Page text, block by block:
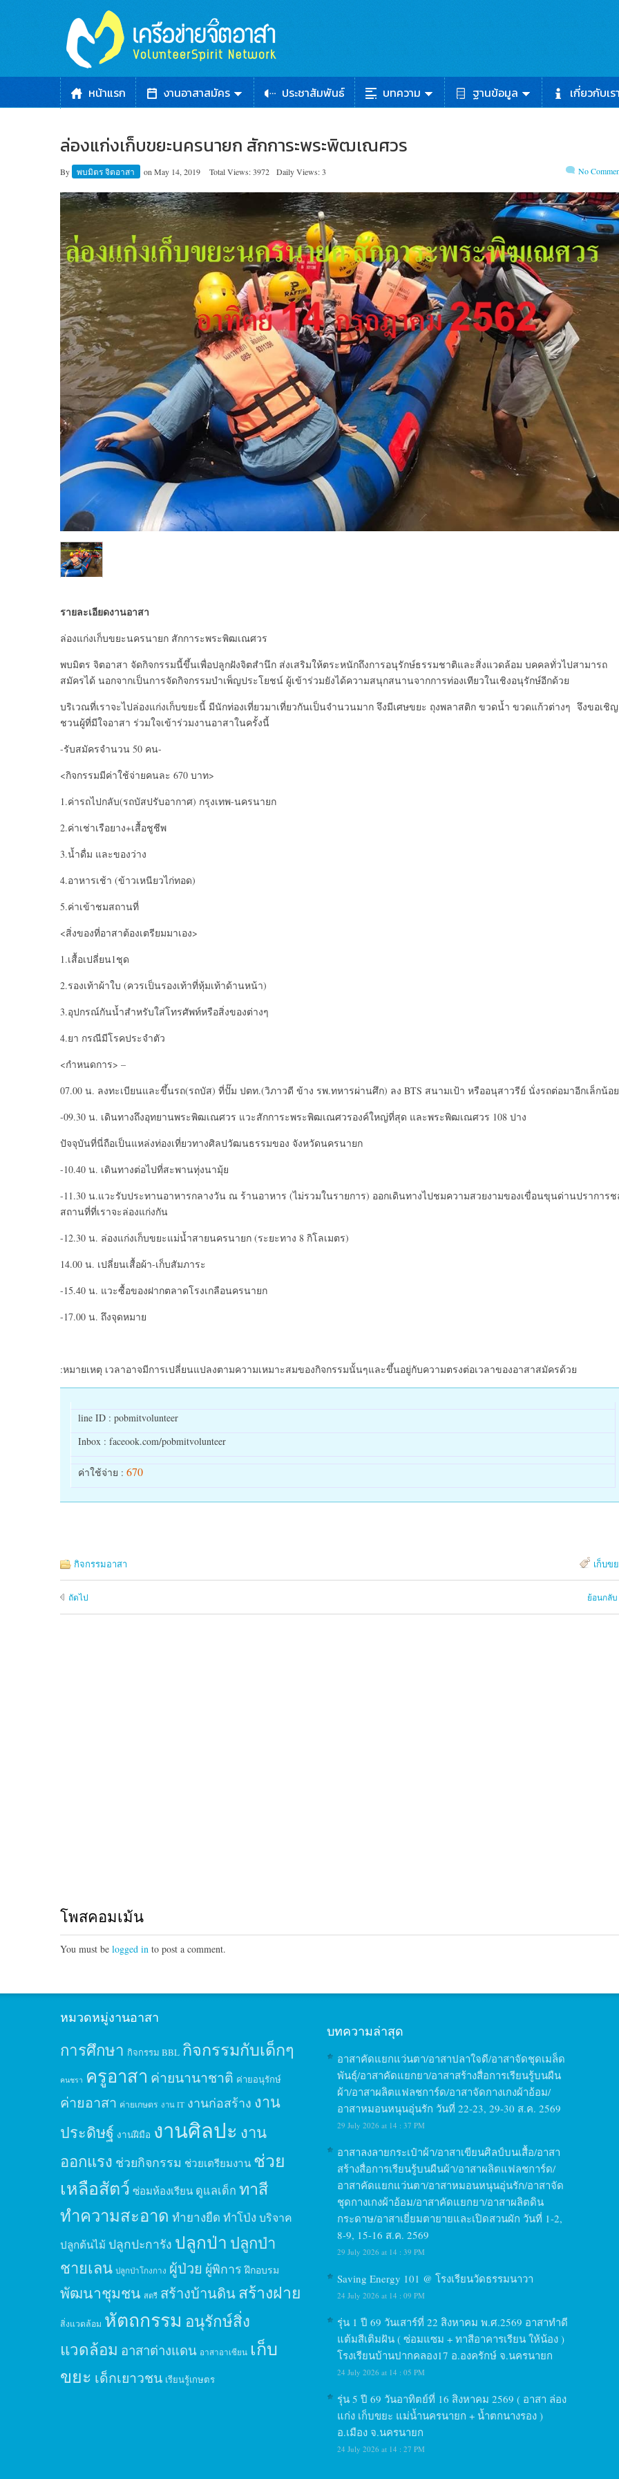
หน้าแรก งานอาสาสมัคร ประชาสัมพันธ์ บทความ ฐานข้อมูล เกี่ยวกับเร
ล่องแก่งเก็บขยะนครนายก สักการะพระพิฒเณศวร
By พบมิตร จิตอาสา on May 14, 2019 Total Views: 3972 Daily Views: 3 No
รายละเอียดงานอาสา
ล่องแก่งเก็บขยะนครนายก สักการะพระพิฒเณศวร
พบมิตร จิตอาสา จัดกิจกรรมนี้ขึ้นเพื่อปลูกฝังจิตสำนึก ส่งเสริมให้ตระหนักถึงการอนุรักษ์ธรรมชาติและสิ่งแวดล้อม บคคลทั่วไปสามารถ
สมัครได้ นอกจากเป็นการจัดกิจกรรมบำเพ็ญประโยชน์ ผู้เข้าร่วมยังได้ความสนุกสนานจากการท่องเทียวในเชิงอนุรักษ์อีกด้วย
บริเวณที่เราจะไปล่องแก่งเก็บขยะนี้ มีนักท่องเที่ยวมาเที่ยวกันเป็นจำนวนมาก จึงมีเศษขยะ ถุงพลาสติก ขวดน้ำ ขวดแก้วต่างๆ จึงขอเชิญ
ชวนผู้ที่มีใจอาสา ร่วมใจเข้าร่วมงานอาสาในครั้งนี้
-รับสมัครจำนวน 50 คน-
<กิจกรรมมีค่าใช้จ่ายคนละ 670 บาท>
1.ค่ารถไปกลับ(รถบัสปรับอากาศ) กรุงเทพ-นครนายก
2.ค่าเช่าเรือยาง+เสื้อชูชีพ
3.น้ำดื่ม และของว่าง
4.อาหารเช้า (ข้าวเหนียวไก่ทอด)
5.ค่าเข้าชมสถานที่
<สิ่งของที่อาสาต้องเตรียมมาเอง>
1.เสื้อเปลี่ยน1ชุด
2.รองเท้าผ้าใบ (ควรเป็นรองเท้าที่หุ้มเท้าด้านหน้า)
3.อุปกรณ์กันน้ำสำหรับใส่โทรศัพท์หรือสิ่งของต่างๆ
4.ยา กรณีมีโรคประจำตัว
<กำหนดการ> –
07.00 น. ลงทะเบียนและขึ้นรถ(รถบัส) ที่ปั๊ม ปตท.(วิภาวดี ข้าง รพ.ทหารผ่านศึก) ลง BTS สนามเป้า หรืออนุสาวรีย์ นั่งรถต่อมาอีกเล็กน้อย
-09.30 น. เดินทางถึงอุทยานพระพิฒเณศวร แวะสักการะพระพิฒเณศวรองค์ใหญ่ที่สุด และพระพิฒเณศวร 108 ปาง
ปัจจุบันที่นี่ถือเป็นแหล่งท่องเที่ยวทางศิลปวัฒนธรรมของ จังหวัดนครนายก
-10.40 น. เดินทางต่อไปที่สะพานทุ่งนามุ้ย
-11.30 น.แวะรับประทานอาหารกลางวัน ณ ร้านอาหาร (ไม่รวมในรายการ) ออกเดินทางไปชมความสวยงามของเขื่อนขุนด่านปราการ
สถานที่ที่เราจะล่องแก่งกัน
-12.30 น. ล่องแก่งเก็บขยะแม่น้ำสายนครนายก (ระยะทาง 8 กิโลเมตร)
14.00 น. เปลี่ยนเสื้อผ้า-เก็บสัมภาระ
-15.40 น. แวะซื้อของฝากตลาดโรงเกลือนครนายก
-17.00 น. ถึงจุดหมาย
:หมายเหตุ เวลาอาจมีการเปลี่ยนแปลงตามความเหมาะสมของกิจกรรมนั้นๆและขึ้นอยู่กับความตรงต่อเวลาของอาสาสมัครด้วย
line ID : pobmitvolunteer
Inbox : faceook.com/pobmitvolunteer
ค่าใช้จ่าย : 670
กิจกรรมอาสา เก็บข
ถัดไป ย้อนกลับ
โพสคอมเม้น
You must be logged in to post a comment.
หมวดหมู่งานอาสา
การศึกษา กิจกรรม BBL กิจกรรมกับเด็กๆ
คนชรา ครูอาสา ค่ายนานาชาติ ค่ายอนุรักษ์
ค่ายอาสา ค่ายเกษตร งาน IT งานก่อสร้าง งาน
ประดิษฐ์ งานฝีมือ งานศิลปะ งาน
ออกแรง ช่วยกิจกรรม ช่วยเตรียมงาน ช่วย
เหลือสัตว์ ซ่อมห้องเรียน ดูแลเด็ก ทาสี
ทำความสะอาด ทำยางยืด ทำโป่ง บริจาค
ปลูกต้นไม้ ปลูกปะการัง ปลูกป่า ปลูกป่า
ชายเลน ปลูกป่าโกงกาง ผู้ป่วย ผู้พิการ ฝึกอบรม
พัฒนาชุมชน สตรี สร้างบ้านดินสร้างฝาย
สิ่งแวดล้อม หัตถกรรม อนุรักษ์สิ่ง
แวดล้อม อาสาต่างแดน อาสาอาเซียน เก็บ
ขยะ เด็กเยาวชน เรียนรู้เกษตร
บทความล่าสุด
อาสาคัดแยกแว่นตา/อาสาปลาใจดี/อาสาจัดชุดเมล็ด
พันธุ์/อาสาคัดแยกยา/อาสาสร้างสื่อการเรียนรู้บนผืน
ผ้า/อาสาผลิตแฟลชการ์ด/อาสาจัดกางเกงผ้าอ้อม/
อาสาหมอนหนุนอุ่นรัก วันที่ 22-23, 29-30 ส.ค. 2569
29 July 2026 at 14 : 37 PM
อาสาลงลายกระเป๋าผ้า/อาสาเขียนศิลป์บนเสื้อ/อาสา
สร้างสื่อการเรียนรู้บนผืนผ้า/อาสาผลิตแฟลชการ์ด/
อาสาคัดแยกแว่นตา/อาสาหมอนหนุนอุ่นรัก/อาสาจัด
ชุดกางเกงผ้าอ้อม/อาสาคัดแยกยา/อาสาผลิตดิน
กระดาษ/อาสาเยี่ยมตายายและเปิดสวนผัก วันที่ 1-2,
8-9, 15-16 ส.ค. 2569
29 July 2026 at 14 : 39 PM
Saving Energy 101 @ โรงเรียนวัดธรรมนาวา
24 July 2026 at 14 : 09 PM
รุ่น 1 ปี 69 วันเสาร์ที่ 22 สิงหาคม พ.ศ.2569 อาสาทำดี
แต้มสีเติมฝัน ( ซ่อมแซม + ทาสีอาคารเรียน ให้น้อง )
โรงเรียนบ้านปากคลอง17 อ.องครักษ์ จ.นครนายก
24 July 2026 at 14 : 05 PM
รุ่น 5 ปี 69 วันอาทิตย์ที่ 16 สิงหาคม 2569 ( อาสา ล่อง
แก่ง เก็บขยะ แม่น้ำนครนายก + น้ำตกนางรอง )
อ.เมือง จ.นครนายก
24 July 2026 at 14 : 27 PM